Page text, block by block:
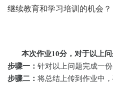
继续教育和学习培训的机会？
本次作业10分，对于以上问
步骤一： 针对以上问题完成一
步骤二： 将总结上传到作业中